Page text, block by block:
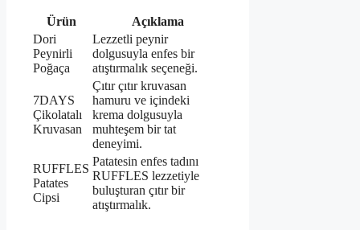
Ürün
Açıklama
Dori
Peynirli
Poğaça
Lezzetli peynir
dolgusuyla enfes bir
atıştırmalık seçeneği.
7DAYS
Çikolatalı
Kruvasan
Çıtır çıtır kruvasan
hamuru ve içindeki
krema dolgusuyla
muhteşem bir tat
deneyimi.
RUFFLES
Patates
Cipsi
Patatesin enfes tadını
RUFFLES lezzetiyle
buluşturan çıtır bir
atıştırmalık.